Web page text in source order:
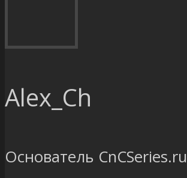
Alex_Ch
Основатель CnCSeries.ru